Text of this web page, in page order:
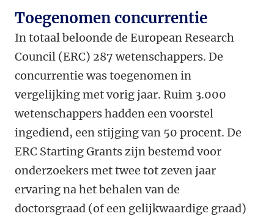
Toegenomen concurrentie
In totaal beloonde de European Research
Council (ERC) 287 wetenschappers. De
concurrentie was toegenomen in
vergelijking met vorig jaar. Ruim 3.000
wetenschappers hadden een voorstel
ingediend, een stijging van 50 procent. De
ERC Starting Grants zijn bestemd voor
onderzoekers met twee tot zeven jaar
ervaring na het behalen van de
doctorsgraad (of een gelijkwaardige graad)